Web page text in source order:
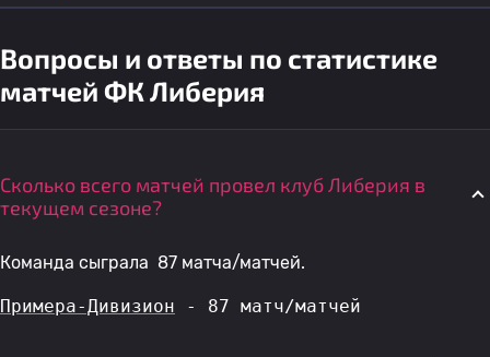
Вопросы и ответы по статистике
матчей ФК Либерия
Сколько всего матчей провел клуб Либерия в
текущем сезоне?
Команда сыграла 87 матча/матчей.
Примера-Дивизион - 87 матч/матчей